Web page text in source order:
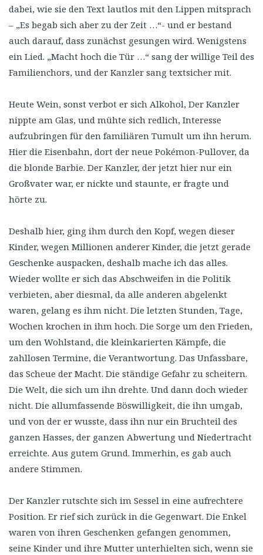
dabei, wie sie den Text lautlos mit den Lippen mitsprach
– „Es begab sich aber zu der Zeit …“- und er bestand
auch darauf, dass zunächst gesungen wird. Wenigstens
ein Lied. „Macht hoch die Tür …“ sang der willige Teil des
Familienchors, und der Kanzler sang textsicher mit.
Heute Wein, sonst verbot er sich Alkohol, Der Kanzler
nippte am Glas, und mühte sich redlich, Interesse
aufzubringen für den familiären Tumult um ihn herum.
Hier die Eisenbahn, dort der neue Pokémon-Pullover, da
die blonde Barbie. Der Kanzler, der jetzt hier nur ein
Großvater war, er nickte und staunte, er fragte und
hörte zu.
Deshalb hier, ging ihm durch den Kopf, wegen dieser
Kinder, wegen Millionen anderer Kinder, die jetzt gerade
Geschenke auspacken, deshalb mache ich das alles.
Wieder wollte er sich das Abschweifen in die Politik
verbieten, aber diesmal, da alle anderen abgelenkt
waren, gelang es ihm nicht. Die letzten Stunden, Tage,
Wochen krochen in ihm hoch. Die Sorge um den Frieden,
um den Wohlstand, die kleinkarierten Kämpfe, die
zahllosen Termine, die Verantwortung. Das Unfassbare,
das Scheue der Macht. Die ständige Gefahr zu scheitern.
Die Welt, die sich um ihn drehte. Und dann doch wieder
nicht. Die allumfassende Böswilligkeit, die ihn umgab,
und von der er wusste, dass ihn nur ein Bruchteil des
ganzen Hasses, der ganzen Abwertung und Niedertracht
erreichte. Aus gutem Grund. Immerhin, es gab auch
andere Stimmen.
Der Kanzler rutschte sich im Sessel in eine aufrechtere
Position. Er rief sich zurück in die Gegenwart. Die Enkel
waren von ihren Geschenken gefangen genommen,
seine Kinder und ihre Mutter unterhielten sich, wenn sie